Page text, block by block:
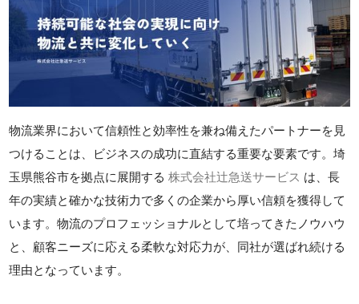
物流業界において信頼性と効率性を兼ね備えたパートナーを見
つけることは、ビジネスの成功に直結する重要な要素です。埼
玉県熊谷市を拠点に展開する株式会社辻急送サービス は、長
年の実績と確かな技術力で多くの企業から厚い信頼を獲得して
います。物流のプロフェッショナルとして培ってきたノウハウ
と、顧客ニーズに応える柔軟な対応力が、同社が選ばれ続ける
理由となっています。